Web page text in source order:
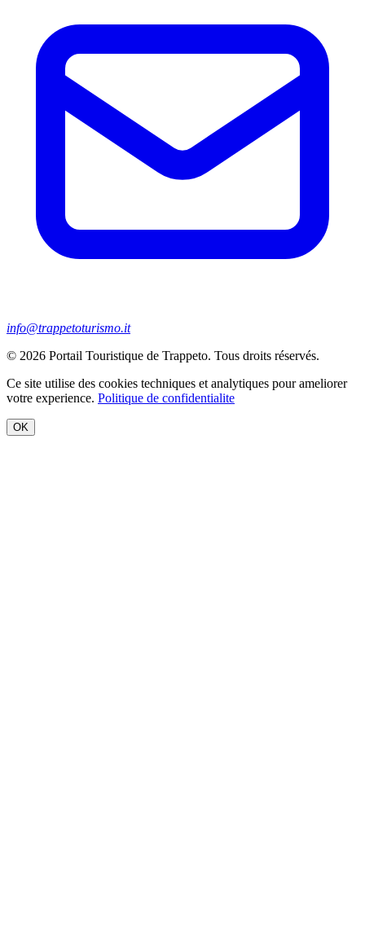
info@trappetoturismo.it
© 2026 Portail Touristique de Trappeto. Tous droits réservés.
Ce site utilise des cookies techniques et analytiques pour ameliorer
votre experience. Politique de confidentialite
OK